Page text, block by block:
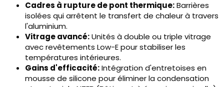
Cadres à rupture de pont thermique:Barrières
isolées qui arrêtent le transfert de chaleur à travers
l'aluminium.
Vitrage avancé:Unités à double ou triple vitrage
avec revêtements Low-E pour stabiliser les
températures intérieures.
Gains d'efficacité:Intégration d'entretoises en
mousse de silicone pour éliminer la condensation